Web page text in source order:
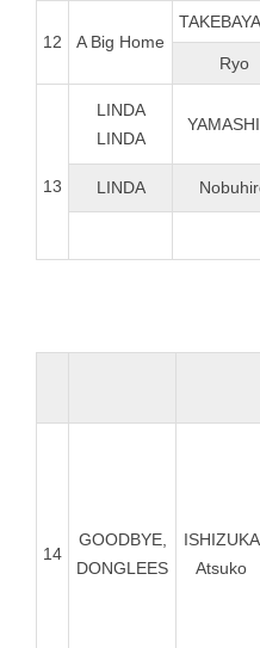
12 A Big Home
Ryo
13
LINDA
LINDA
LINDA
14
GOODBYE,
DONGLEES
ISHIZUKA
Atsuko